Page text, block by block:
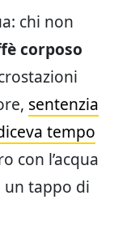
chi non
corposo
sentenzia
tempo
con l’acqua
un tappo di